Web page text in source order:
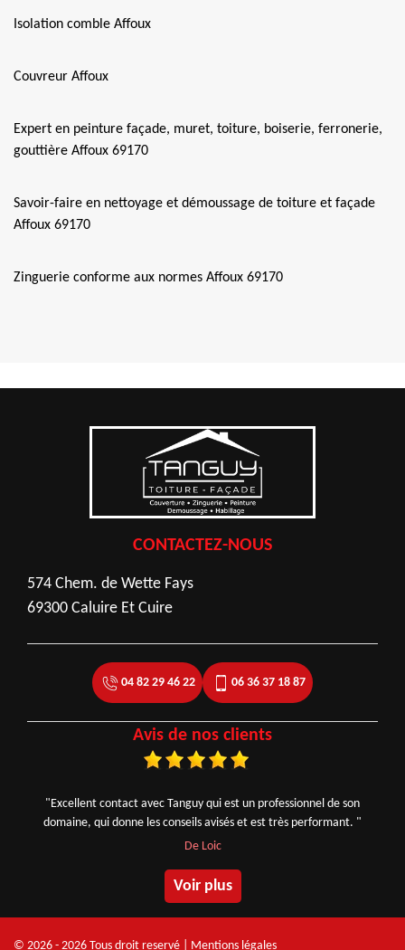
Isolation comble Affoux
Couvreur Affoux
Expert en peinture façade, muret, toiture, boiserie, ferronerie,
gouttière Affoux 69170
Savoir-faire en nettoyage et démoussage de toiture et façade
Affoux 69170
Zinguerie conforme aux normes Affoux 69170
CONTACTEZ-NOUS
574 Chem. de Wette Fays
69300 Caluire Et Cuire
04 82 29 46 22 06 36 37 18 87
Avis de nos clients
"Excellent contact avec Tanguy qui est un professionnel de son
domaine, qui donne les conseils avisés et est très performant. "
De Loic
Voir plus
© 2026 - 2026 Tous droit reservé | Mentions légales